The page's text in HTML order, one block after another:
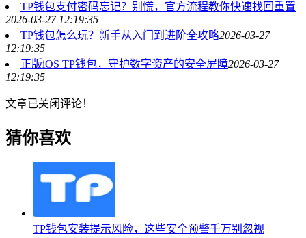
TP钱包支付密码忘记？别慌，官方流程教你快速找回重置
2026-03-27 12:19:35
TP钱包怎么玩？新手从入门到进阶全攻略2026-03-27
12:19:35
正版iOS TP钱包，守护数字资产的安全屏障2026-03-27
12:19:35
文章已关闭评论！
猜你喜欢
TP钱包安装提示风险，这些安全预警千万别忽视